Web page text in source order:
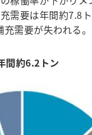
需要は年間約7.8
需要が失われる。
間約6.2トン